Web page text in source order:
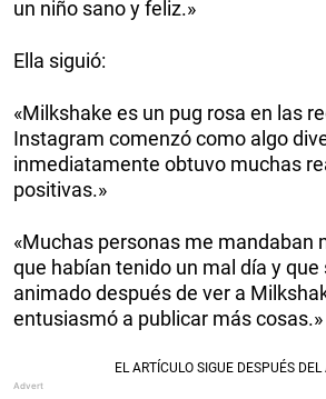
un niño sano y feliz.»
Ella siguió:
«Milkshake es un pug rosa en las
Instagram comenzó como algo
inmediatamente obtuvo muchas
positivas.»
«Muchas personas me mandaban
que habían tenido un mal día y que
animado después de ver a
entusiasmó a publicar más cosas.»